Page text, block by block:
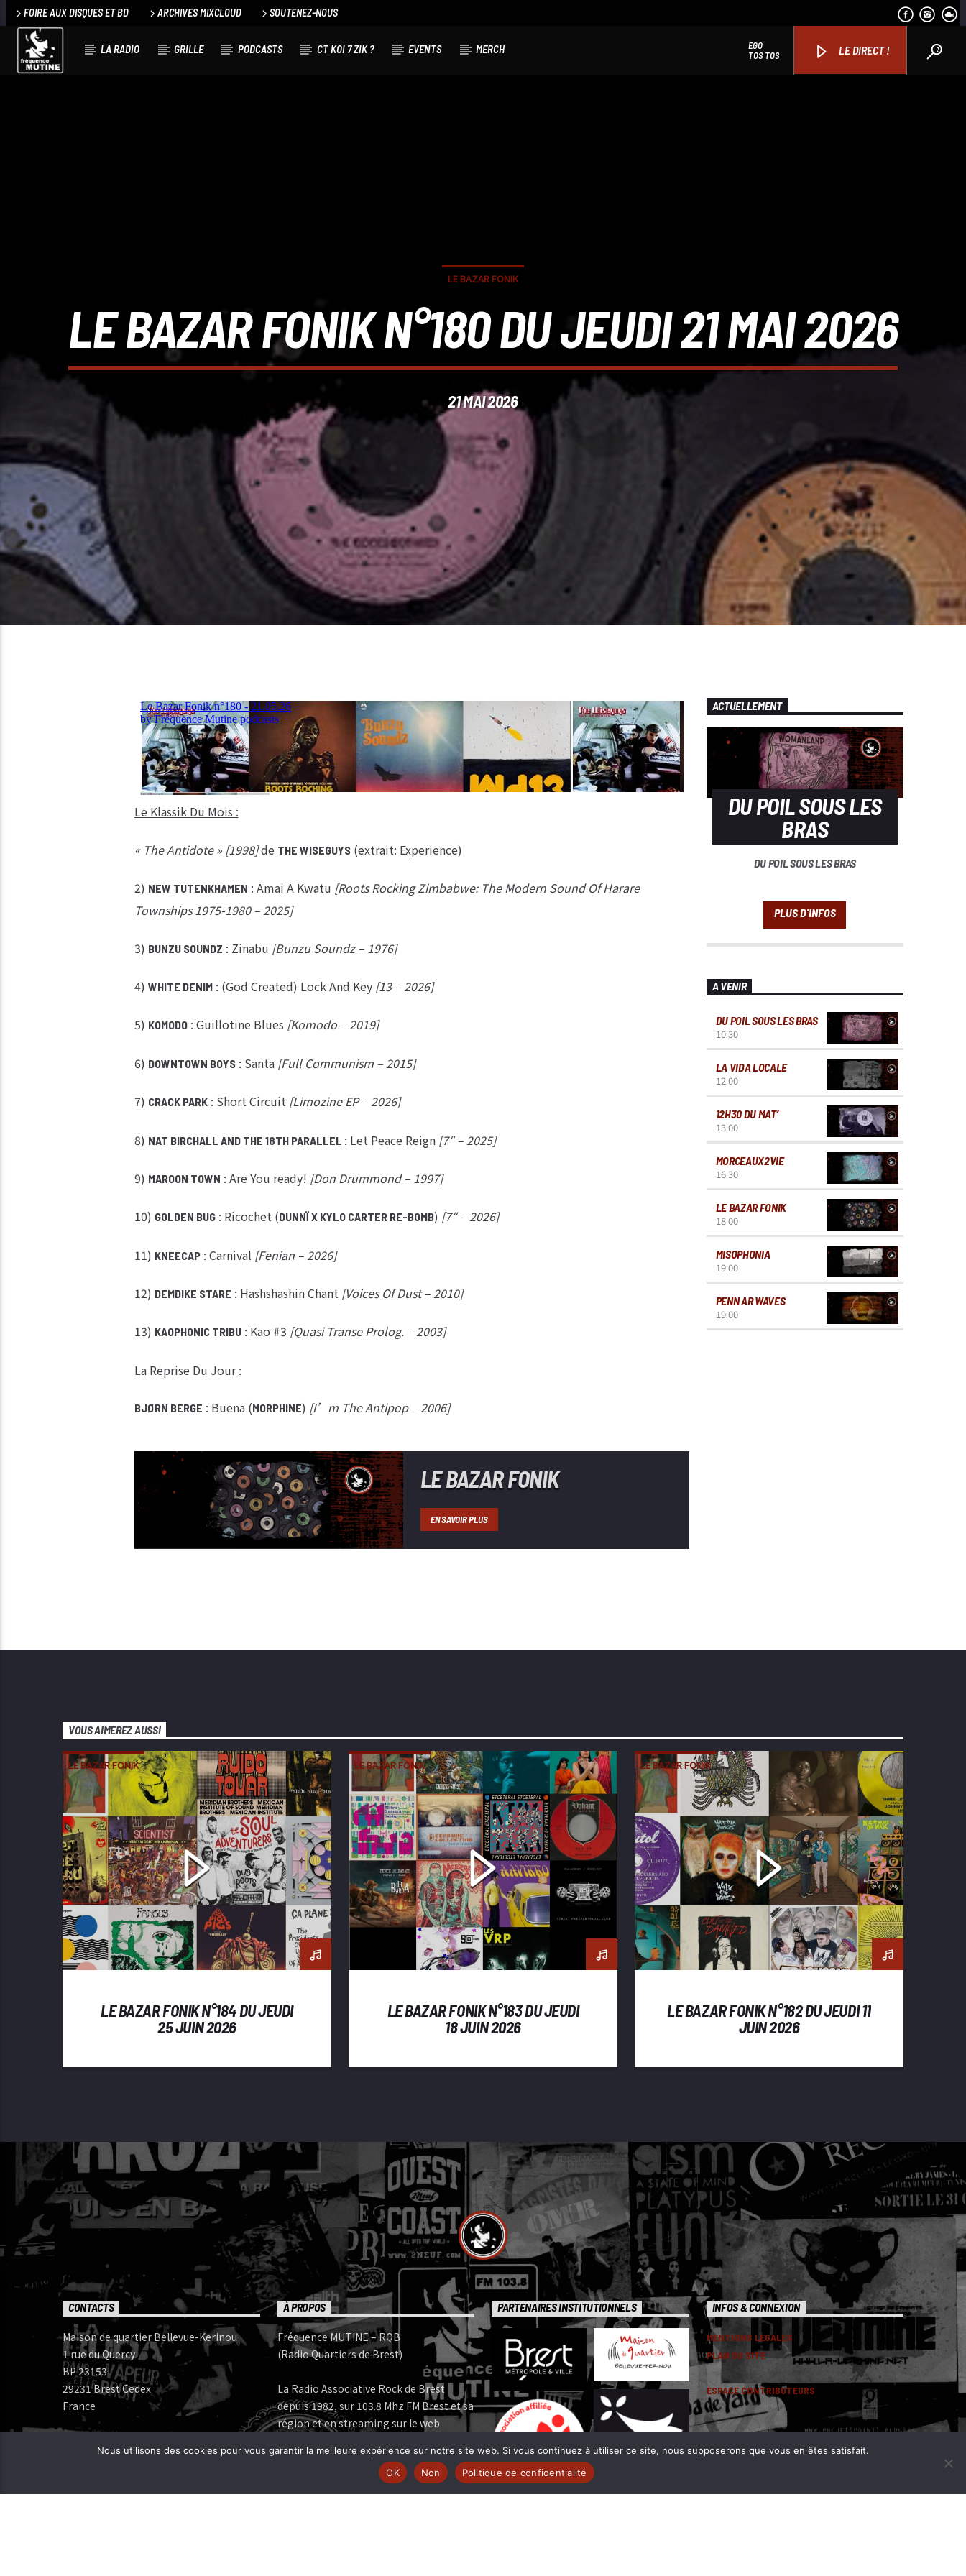
FOIRE AUX DISQUES ET BD ARCHIVES MIXCLOUD SOUTENEZ-NOUS
LA RADIO GRILLE PODCASTS CT KOI 7 ZIK ? EVENTS MERCH LE DIRECT !
EGO
TOS TOS
LE BAZAR FONIK
LE BAZAR FONIK N°180 DU JEUDI 21 MAI 2026
21 MAI 2026
Le Klassik Du Mois :
« The Antidote » [1998]de THE WISEGUYS(extrait: Experience)
2) NEW TUTENKHAMEN : Amai A Kwatu [Roots Rocking Zimbabwe: The Modern Sound Of Harare
Townships 1975-1980 – 2025]
3) BUNZU SOUNDZ : Zinabu [Bunzu Soundz – 1976]
4) WHITE DENIM: (God Created) Lock And Key [13 – 2026]
5) KOMODO: Guillotine Blues [Komodo – 2019]
6) DOWNTOWN BOYS: Santa [Full Communism – 2015]
7) CRACK PARK: Short Circuit [Limozine EP – 2026]
8) NAT BIRCHALL AND THE 18TH PARALLEL : Let Peace Reign [7″ – 2025]
9) MAROON TOWN : Are You ready! [Don Drummond – 1997]
10) GOLDEN BUG: Ricochet (DUNNÏ X KYLO CARTER RE-BOMB) [7″ – 2026]
11) KNEECAP: Carnival [Fenian – 2026]
12) DEMDIKE STARE : Hashshashin Chant [Voices Of Dust – 2010]
13) KAOPHONIC TRIBU: Kao #3 [Quasi Transe Prolog. – 2003]
La Reprise Du Jour :
BJØRN BERGE : Buena (MORPHINE) [I’m The Antipop – 2006]
LE BAZAR FONIK
EN SAVOIR PLUS
ACTUELLEMENT
DU POIL SOUS LES
BRAS
DU POIL SOUS LES BRAS
A VENIR
DU POIL SOUS LES BRAS
10:30
LA VIDA LOCALE
12:00
12H30 DU MAT’
13:00
MORCEAUX2VIE
16:30
LE BAZAR FONIK
18:00
MISOPHONIA
19:00
PENN AR WAVES
19:00
VOUS AIMEREZ AUSSI
LE BAZAR FONIK
LE BAZAR FONIK N°184 DU JEUDI
25 JUIN 2026
LE BAZAR FONIK
LE BAZAR FONIK N°183 DU JEUDI
18 JUIN 2026
LE BAZAR FONIK
LE BAZAR FONIK N°182 DU JEUDI 11
JUIN 2026
CONTACTS
Maison de quartier Bellevue-Kerinou
1 rue du Quercy
BP 23153
29231 Brest Cedex
France
Bureau: 02 98 05 07 96
Mail:
À PROPOS
Fréquence MUTINE – RQB
(Radio Quartiers de Brest)
La Radio Associative Rock de Brest
depuis 1982, sur 103.8 Mhz FM Brest et sa
région et en streaming sur le web
Fréquence MUTINE est membre:
FERAROCK | www.ferarock.org |
CORLAB | www.corlab.org|
PARTENAIRES INSTITUTIONNELS INFOS & CONNEXION
MENTIONS LEGALES
PLAN DU SITE
ESPACE CONTRIBUTEURS
Nous utilisons des cookies pour vous garantir la meilleure expérience sur notre site web. Si vous continuez à utiliser ce site, nous supposerons que vous en êtes satisfait.
OK
Non Politique de confidentialité